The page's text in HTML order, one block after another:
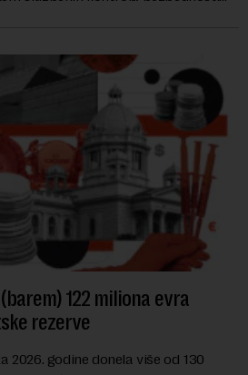
122 miliona evra
rezerve
2026. godine donela više od 130